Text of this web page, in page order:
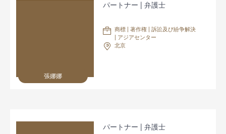
張娜娜
パートナー | 弁護士
商標 | 著作権 | 訴訟及び紛争解決
| アジアセンター
北京
パートナー | 弁護士